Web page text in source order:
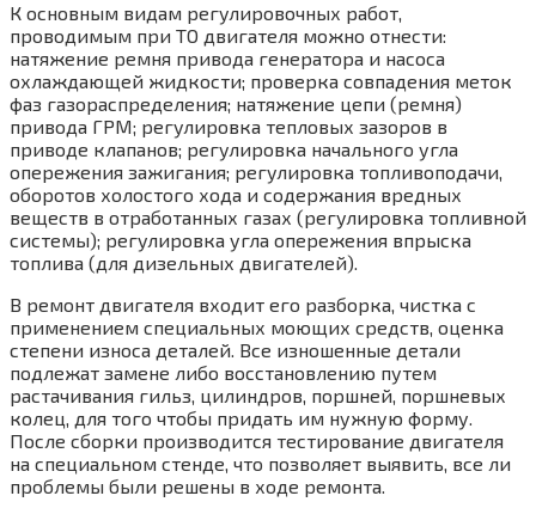
К основным видам регулировочных работ,
проводимым при ТО двигателя можно отнести:
натяжение ремня привода генератора и насоса
охлаждающей жидкости; проверка совпадения меток
фаз газораспределения; натяжение цепи (ремня)
привода ГРМ; регулировка тепловых зазоров в
приводе клапанов; регулировка начального угла
опережения зажигания; регулировка топливоподачи,
оборотов холостого хода и содержания вредных
веществ в отработанных газах (регулировка топливной
системы); регулировка угла опережения впрыска
топлива (для дизельных двигателей).
В ремонт двигателя входит его разборка, чистка с
применением специальных моющих средств, оценка
степени износа деталей. Все изношенные детали
подлежат замене либо восстановлению путем
растачивания гильз, цилиндров, поршней, поршневых
колец, для того чтобы придать им нужную форму.
После сборки производится тестирование двигателя
на специальном стенде, что позволяет выявить, все ли
проблемы были решены в ходе ремонта.